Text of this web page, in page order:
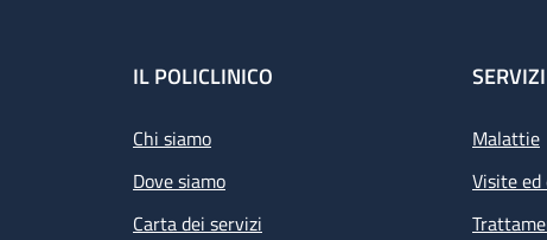
Footer
IL POLICLINICO
Chi siamo
Dove siamo
Carta dei servizi
Malattie
Visite ed